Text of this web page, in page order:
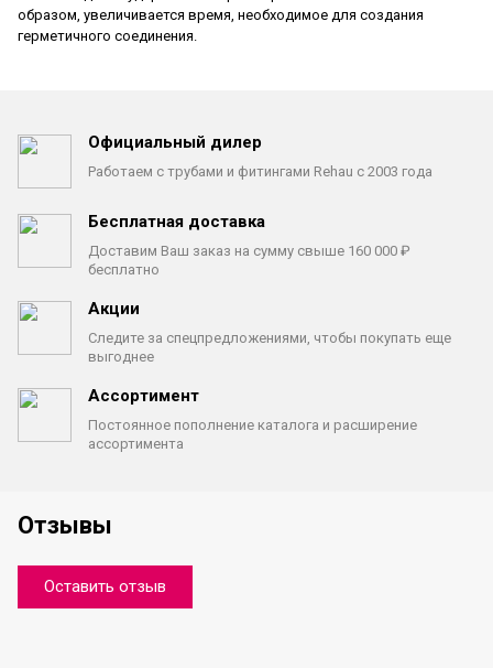
образом, увеличивается время, необходимое для создания
герметичного соединения.
Официальный дилер
Работаем с трубами и фитингами Rehau с 2003 года
Бесплатная доставка
Доставим Ваш заказ на сумму свыше 160 000 ₽
бесплатно
Акции
Следите за спецпредложениями, чтобы покупать еще
выгоднее
Ассортимент
Постоянное пополнение каталога и расширение
ассортимента
Отзывы
Оставить отзыв